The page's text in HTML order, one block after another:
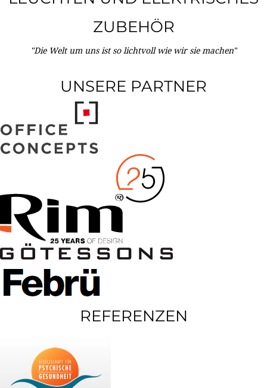
ZUBEHÖR
"Die Welt um uns ist so lichtvoll wie wir sie machen"
UNSERE PARTNER
REFERENZEN